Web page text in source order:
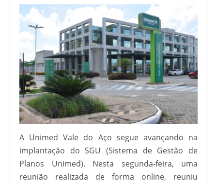
A Unimed Vale do Aço segue avançando na
implantação do SGU (Sistema de Gestão de
Planos Unimed). Nesta segunda-feira, uma
reunião realizada de forma online, reuniu